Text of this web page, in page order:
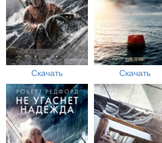
Скачать Скачать